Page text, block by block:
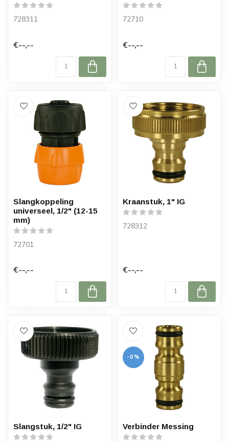
728311
€--,--
72710
€--,--
Slangkoppeling
universeel, 1/2" (12-15
mm)
72701
€--,--
Kraanstuk, 1" IG
728312
€--,--
Slangstuk, 1/2" IG
-0%
Verbinder Messing